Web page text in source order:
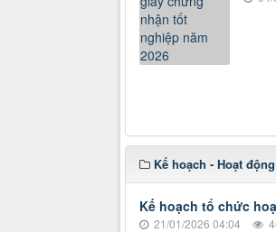
Kế hoạch - Hoạt động
Kế hoạch tổ chức
21/01/2026 04:04